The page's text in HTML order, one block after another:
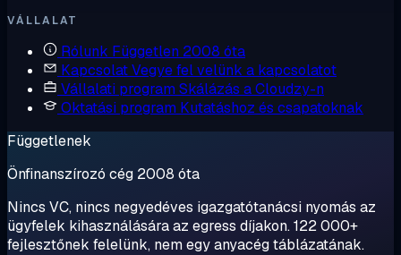
VÁLLALAT
Rólunk Független 2008 óta
KapcsolatVegye fel velünk a kapcsolatot
Vállalati program Skálázás a Cloudzy-n
Oktatási program Kutatáshoz és csapatoknak
Függetlenek
Önfinanszírozó cég 2008 óta
Nincs VC, nincs negyedéves igazgatótanácsi nyomás az
ügyfelek kihasználására az egress díjakon. 122 000+
fejlesztőnek felelünk, nem egy anyacég táblázatának.